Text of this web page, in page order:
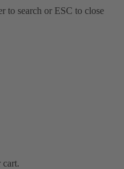
to search or ESC to close
cart.